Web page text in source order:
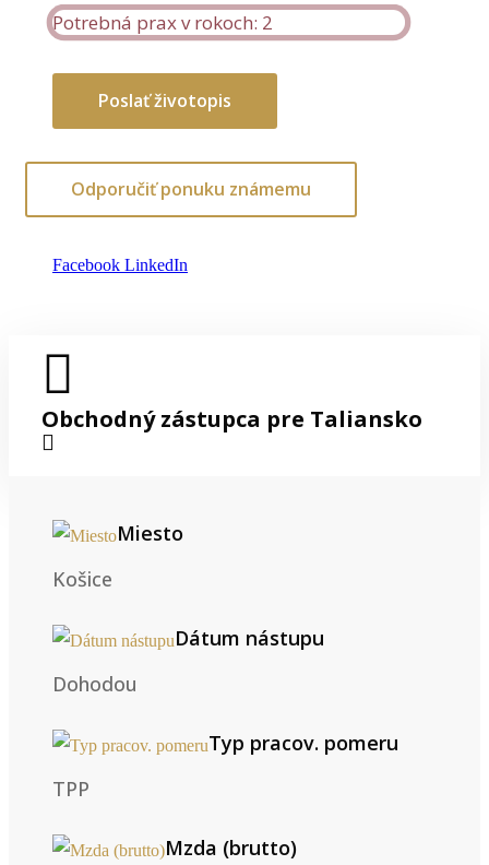
Potrebná prax v rokoch: 2
Poslať životopis
Odporučiť ponuku známemu
Facebook LinkedIn
Obchodný zástupca pre Taliansko
Miesto
Košice
Dátum nástupu
Dohodou
Typ pracov. pomeru
TPP
Mzda (brutto)